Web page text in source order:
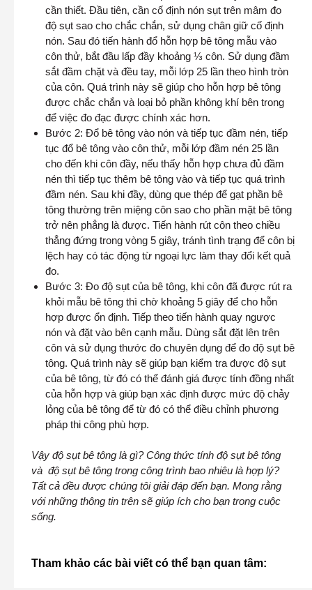
cần thiết. Đầu tiên, cần cố định nón sụt trên mâm đo
độ sụt sao cho chắc chắn, sử dụng chân giữ cố định
nón. Sau đó tiến hành đổ hỗn hợp bê tông mẫu vào
côn thử, bắt đầu lấp đầy khoảng ⅓ côn. Sử dụng đầm
sắt đầm chặt và đều tay, mỗi lớp 25 lần theo hình tròn
của côn. Quá trình này sẽ giúp cho hỗn hợp bê tông
được chắc chắn và loại bỏ phần không khí bên trong
để việc đo đạc được chính xác hơn.
Bước 2: Đổ bê tông vào nón và tiếp tục đầm nén, tiếp
tục đổ bê tông vào côn thử, mỗi lớp đầm nén 25 lần
cho đến khi côn đầy, nếu thấy hỗn hợp chưa đủ đầm
nén thì tiếp tục thêm bê tông vào và tiếp tục quá trình
đầm nén. Sau khi đầy, dùng que thép để gạt phần bê
tông thường trên miệng côn sao cho phần mặt bê tông
trở nên phẳng là được. Tiến hành rút côn theo chiều
thẳng đứng trong vòng 5 giây, tránh tình trạng để côn bị
lệch hay có tác động từ ngoại lực làm thay đổi kết quả
đo.
Bước 3: Đo độ sụt của bê tông, khi côn đã được rút ra
khỏi mẫu bê tông thì chờ khoảng 5 giây để cho hỗn
hợp được ổn định. Tiếp theo tiến hành quay ngược
nón và đặt vào bên cạnh mẫu. Dùng sắt đặt lên trên
côn và sử dụng thước đo chuyên dụng để đo độ sụt bê
tông. Quá trình này sẽ giúp bạn kiểm tra được độ sụt
của bê tông, từ đó có thể đánh giá được tính đồng nhất
của hỗn hợp và giúp bạn xác định được mức độ chảy
lỏng của bê tông để từ đó có thể điều chỉnh phương
pháp thi công phù hợp.
Vậy độ sụt bê tông là gì? Công thức tính độ sụt bê tông
và độ sụt bê tông trong công trình bao nhiêu là hợp lý?
Tất cả đều được chúng tôi giải đáp đến bạn. Mong rằng
với những thông tin trên sẽ giúp ích cho bạn trong cuộc
sống.
Tham khảo các bài viết có thể bạn quan tâm: